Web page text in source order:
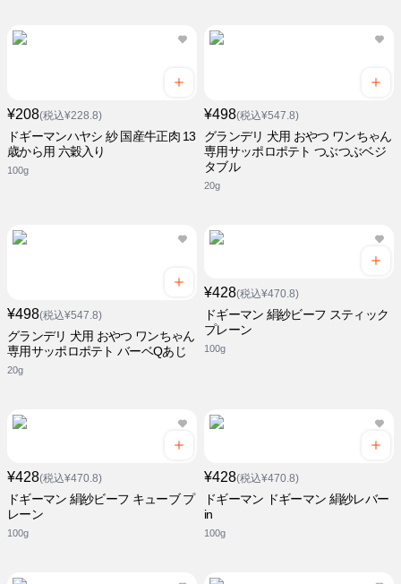
¥208(税込¥228.8)
ドギーマンハヤシ 紗 国産牛正肉 13
歳から用 六穀入り
100g
¥498(税込¥547.8)
グランデリ 犬用 おやつ ワンちゃん
専用サッポロポテト つぶつぶベジ
タブル
20g
¥498(税込¥547.8)
グランデリ 犬用 おやつ ワンちゃん
専用サッポロポテト バーベQあじ
20g
¥428(税込¥470.8)
ドギーマン 絹紗ビーフ スティック
プレーン
100g
¥428(税込¥470.8)
ドギーマン 絹紗ビーフ キューブ プ
レーン
100g
¥428(税込¥470.8)
ドギーマン ドギーマン 絹紗レバー
in
100g